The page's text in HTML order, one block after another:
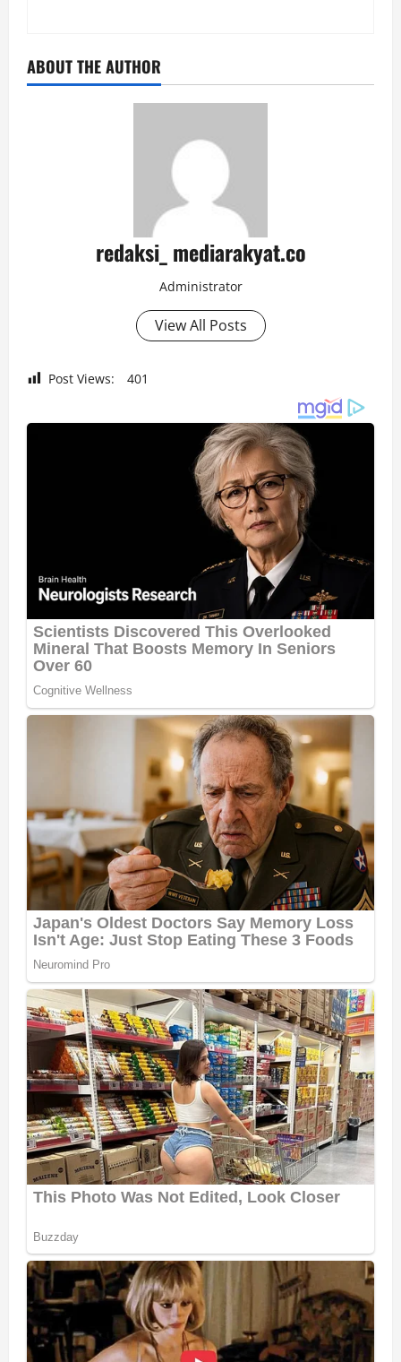
ABOUT THE AUTHOR
redaksi_ mediarakyat.co
Administrator
View All Posts
Post Views: 401